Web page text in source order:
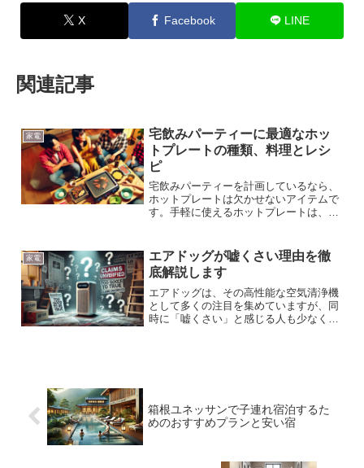
X Facebook LINE
関連記事
家電
宅飲みパーティーに最適なホッ
トプレートの種類、料理とレシ
ピ
宅飲みパーティーを計画しているなら、
ホットプレートは欠かせないアイテムで
す。手軽に使えるホットプレートは、
ットプレートを使ったおすすめレシピ
や、ビールに合うおつまみ、さ...
家電
エアドッグが嘘くさい理由を徹
底解説します
エアドッグは、その高性能な空気清浄機
として多くの注目を集めていますが、同
時に「嘘くさい」と感じる人も少なくあ
箱根ユネッサンで子連れ宿泊するた
めのおすすめプランと安い宿